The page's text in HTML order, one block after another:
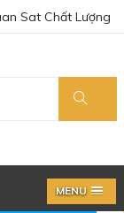
Sat Chất Lượng
MENU